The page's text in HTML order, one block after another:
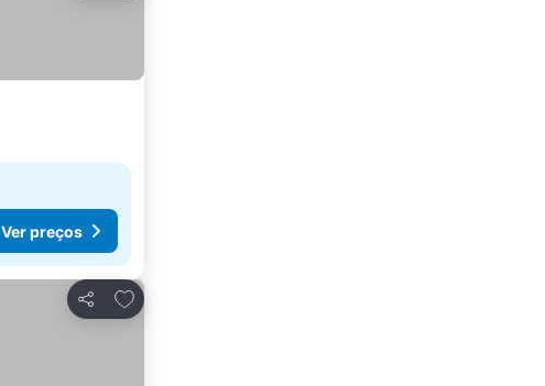
Ver preços
Partilhar
Adicionar aos favoritos